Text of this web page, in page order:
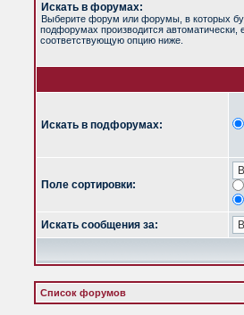
Искать в форумах:
Выберите форум или форумы, в которых
подфорумах производится автоматически,
соответствующую опцию ниже.
Искать в подфорумах:
Поле сортировки:
Искать сообщения за:
Список форумов